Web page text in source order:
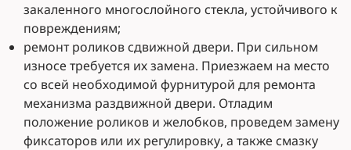
закаленного многослойного стекла, устойчивого к
повреждениям;
ремонт роликов сдвижной двери. При сильном
износе требуется их замена. Приезжаем на место
со всей необходимой фурнитурой для ремонта
механизма раздвижной двери. Отладим
положение роликов и желобков, проведем замену
фиксаторов или их регулировку, а также смазку